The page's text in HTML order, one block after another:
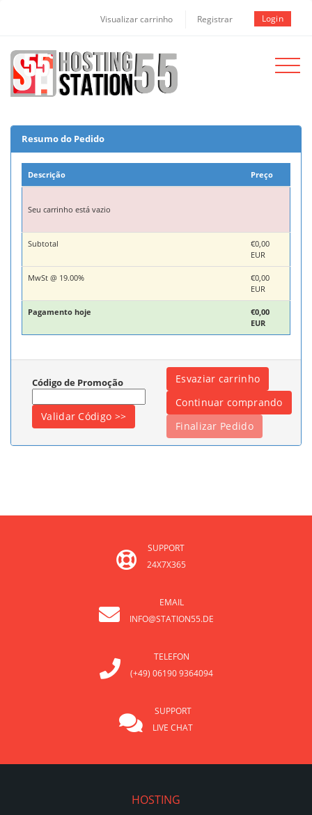
Visualizar carrinho Registrar Login
Toggle
Resumo do Pedido
Descrição Preço
Seu carrinho está vazio
Subtotal
€0,00
EUR
MwSt @ 19.00%
€0,00
EUR
Pagamento hoje
€0,00
EUR
Código de Promoção
SUPPORT
24X7X365
EMAIL
INFO@STATION55.DE
TELEFON
(+49) 06190 9364094
SUPPORT
LIVE CHAT
HOSTING